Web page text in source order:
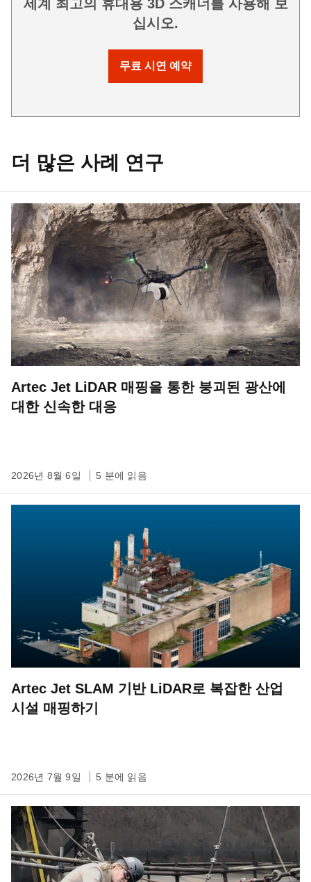
세계 최고의 휴대용 3D 스캐너를 사용해 보
십시오.
무료 시연 예약
더 많은 사례 연구
Artec Jet LiDAR 매핑을 통한 붕괴된 광산에
대한 신속한 대응
2026년 8월 6일 5 분에 읽음
Artec Jet SLAM 기반 LiDAR로 복잡한 산업
시설 매핑하기
2026년 7월 9일 5 분에 읽음